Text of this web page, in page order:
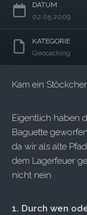
DATUM
02.05.2009
KATEGORIE
Geocaching
Kam ein
Eigentlich haben
Baguette
da wir als alte
dem Lagerfeuer
nicht nein.
1. Durch wen